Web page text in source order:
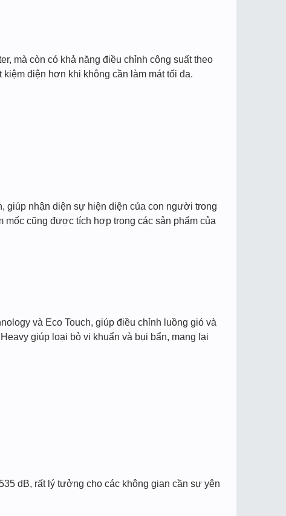
mà còn có khả năng điều chỉnh công suất theo
điện hơn khi không cần làm mát tối đa.
giúp nhận diện sự hiện diện của con người trong
mốc cũng được tích hợp trong các sản phẩm của
và Eco Touch, giúp điều chỉnh luồng gió và
giúp loại bỏ vi khuẩn và bụi bẩn, mang lại
dB, rất lý tưởng cho các không gian cần sự yên